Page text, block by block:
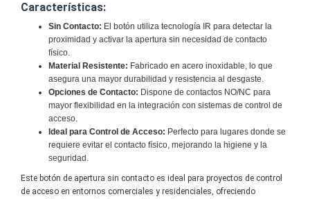
Características:
Sin Contacto: El botón utiliza tecnología IR para detectar la
proximidad y activar la apertura sin necesidad de contacto
físico.
Material Resistente: Fabricado en acero inoxidable, lo que
asegura una mayor durabilidad y resistencia al desgaste.
Opciones de Contacto: Dispone de contactos NO/NC para
mayor flexibilidad en la integración con sistemas de control de
acceso.
Ideal para Control de Acceso: Perfecto para lugares donde se
requiere evitar el contacto físico, mejorando la higiene y la
seguridad.
Este botón de apertura sin contacto es ideal para proyectos de control
de acceso en entornos comerciales y residenciales, ofreciendo